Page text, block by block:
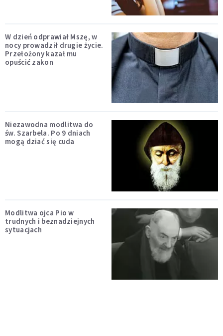
W dzień odprawiał Mszę, w
nocy prowadził drugie życie.
Przełożony kazał mu
opuścić zakon
Niezawodna modlitwa do
św. Szarbela. Po 9 dniach
mogą dziać się cuda
Modlitwa ojca Pio w
trudnych i beznadziejnych
sytuacjach